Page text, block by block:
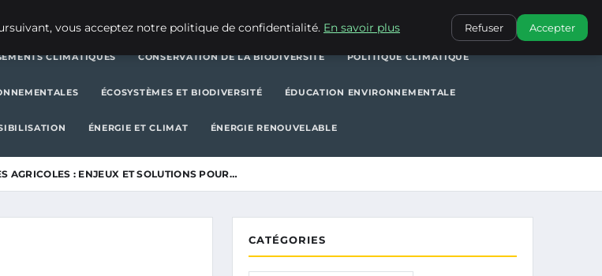
POLITIQUES ENVIRONNEMENTALES
CLIMATIQUES CONSERVATION DE LA BIODIVERSITÉ POLITIQUE CLIMATIQUE
ÉCOSYSTÈMES ET BIODIVERSITÉ ÉDUCATION ENVIRONNEMENTALE
ÉNERGIE ET CLIMAT ÉNERGIE RENOUVELABLE
AGRICOLES : ENJEUX ET SOLUTIONS POUR…
CATÉGORIES
vous acceptez notre politique de confidentialité. En savoir plus Refuser Accepter